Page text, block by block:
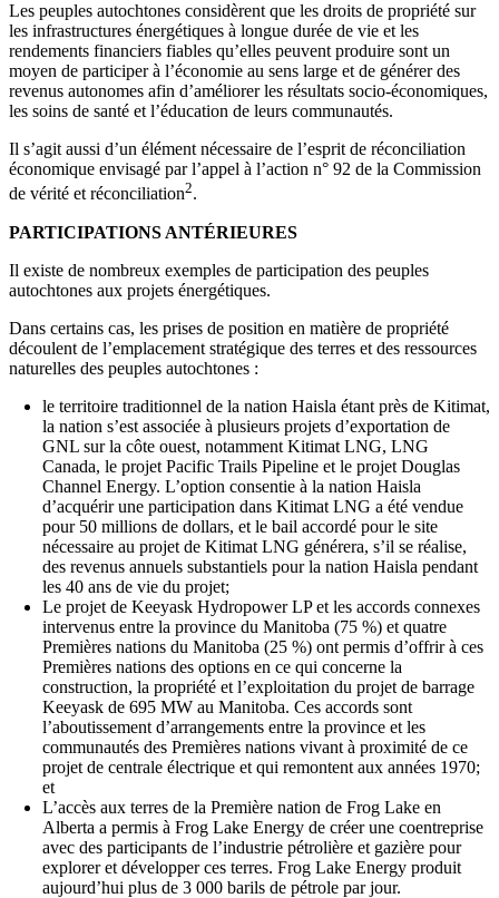
Les peuples autochtones considèrent que les droits de propriété sur
les infrastructures énergétiques à longue durée de vie et les
rendements financiers fiables qu’elles peuvent produire sont un
moyen de participer à l’économie au sens large et de générer des
revenus autonomes afin d’améliorer les résultats socio-économiques,
les soins de santé et l’éducation de leurs communautés.
Il s’agit aussi d’un élément nécessaire de l’esprit de réconciliation
économique envisagé par l’appel à l’action n° 92 de la Commission
de vérité et réconciliation2.
PARTICIPATIONS ANTÉRIEURES
Il existe de nombreux exemples de participation des peuples
autochtones aux projets énergétiques.
Dans certains cas, les prises de position en matière de propriété
découlent de l’emplacement stratégique des terres et des ressources
naturelles des peuples autochtones :
le territoire traditionnel de la nation Haisla étant près de Kitimat,
la nation s’est associée à plusieurs projets d’exportation de
GNL sur la côte ouest, notamment Kitimat LNG, LNG
Canada, le projet Pacific Trails Pipeline et le projet Douglas
Channel Energy. L’option consentie à la nation Haisla
d’acquérir une participation dans Kitimat LNG a été vendue
pour 50 millions de dollars, et le bail accordé pour le site
nécessaire au projet de Kitimat LNG générera, s’il se réalise,
des revenus annuels substantiels pour la nation Haisla pendant
les 40 ans de vie du projet;
Le projet de Keeyask Hydropower LP et les accords connexes
intervenus entre la province du Manitoba (75 %) et quatre
Premières nations du Manitoba (25 %) ont permis d’offrir à ces
Premières nations des options en ce qui concerne la
construction, la propriété et l’exploitation du projet de barrage
Keeyask de 695 MW au Manitoba. Ces accords sont
l’aboutissement d’arrangements entre la province et les
communautés des Premières nations vivant à proximité de ce
projet de centrale électrique et qui remontent aux années 1970;
et
L’accès aux terres de la Première nation de Frog Lake en
Alberta a permis à Frog Lake Energy de créer une coentreprise
avec des participants de l’industrie pétrolière et gazière pour
explorer et développer ces terres. Frog Lake Energy produit
aujourd’hui plus de 3 000 barils de pétrole par jour.